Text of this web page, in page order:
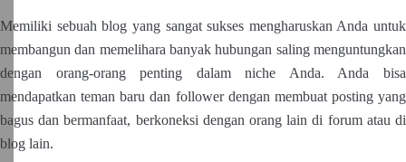
Memiliki sebuah blog yang sangat sukses mengharuskan Anda untuk
membangun dan memelihara banyak hubungan saling menguntungkan
dengan orang-orang penting dalam niche Anda. Anda bisa
mendapatkan teman baru dan follower dengan membuat posting yang
bagus dan bermanfaat, berkoneksi dengan orang lain di forum atau di
blog lain.